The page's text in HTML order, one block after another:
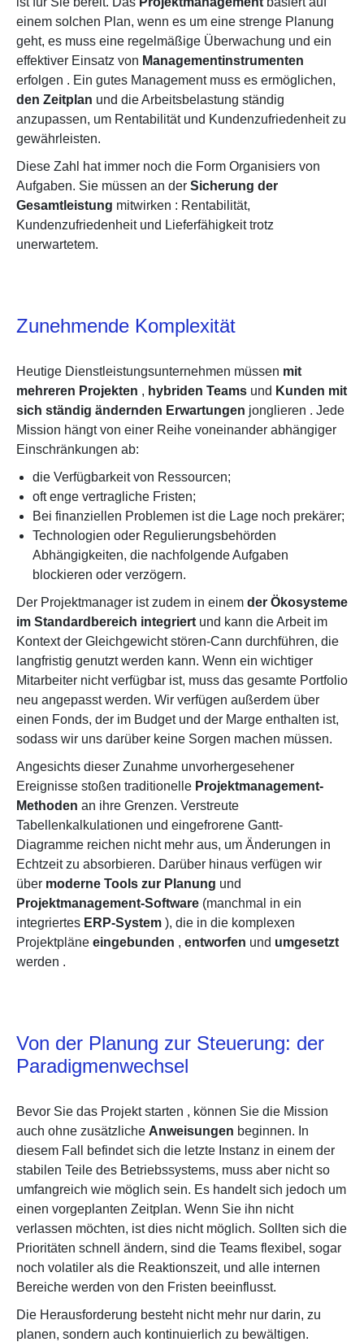
einem solchen Plan, wenn es um eine strenge Planung
geht, es muss eine regelmäßige Überwachung und ein
effektiver Einsatz von Managementinstrumenten
erfolgen . Ein gutes Management muss es ermöglichen,
den Zeitplan und die Arbeitsbelastung ständig
anzupassen, um Rentabilität und Kundenzufriedenheit zu
gewährleisten.
Diese Zahl hat immer noch die Form Organisiers von
Aufgaben. Sie müssen an der Sicherung der
Gesamtleistung mitwirken : Rentabilität,
Kundenzufriedenheit und Lieferfähigkeit trotz
unerwartetem.
Zunehmende Komplexität
Heutige Dienstleistungsunternehmen müssen mit
mehreren Projekten , hybriden Teams und Kunden mit
sich ständig ändernden Erwartungen jonglieren . Jede
Mission hängt von einer Reihe voneinander abhängiger
Einschränkungen ab:
die Verfügbarkeit von Ressourcen;
oft enge vertragliche Fristen;
Bei finanziellen Problemen ist die Lage noch prekärer;
Technologien oder Regulierungsbehörden
Abhängigkeiten, die nachfolgende Aufgaben
blockieren oder verzögern.
Der Projektmanager ist zudem in einem der Ökosysteme
im Standardbereich integriert und kann die Arbeit im
Kontext der Gleichgewicht stören-Cann durchführen, die
langfristig genutzt werden kann. Wenn ein wichtiger
Mitarbeiter nicht verfügbar ist, muss das gesamte Portfolio
neu angepasst werden. Wir verfügen außerdem über
einen Fonds, der im Budget und der Marge enthalten ist,
sodass wir uns darüber keine Sorgen machen müssen.
Angesichts dieser Zunahme unvorhergesehener
Ereignisse stoßen traditionelle Projektmanagement-
Methoden an ihre Grenzen. Verstreute
Tabellenkalkulationen und eingefrorene Gantt-
Diagramme reichen nicht mehr aus, um Änderungen in
Echtzeit zu absorbieren. Darüber hinaus verfügen wir
über moderne Tools zur Planung und
Projektmanagement-Software (manchmal in ein
integriertes ERP-System ), die in die komplexen
Projektpläne eingebunden , entworfen und umgesetzt
werden .
Von der Planung zur Steuerung: der
Paradigmenwechsel
Bevor Sie das Projekt starten , können Sie die Mission
auch ohne zusätzliche Anweisungen beginnen. In
diesem Fall befindet sich die letzte Instanz in einem der
stabilen Teile des Betriebssystems, muss aber nicht so
umfangreich wie möglich sein. Es handelt sich jedoch um
einen vorgeplanten Zeitplan. Wenn Sie ihn nicht
verlassen möchten, ist dies nicht möglich. Sollten sich die
Prioritäten schnell ändern, sind die Teams flexibel, sogar
noch volatiler als die Reaktionszeit, und alle internen
Bereiche werden von den Fristen beeinflusst.
Die Herausforderung besteht nicht mehr nur darin, zu
planen, sondern auch kontinuierlich zu bewältigen.